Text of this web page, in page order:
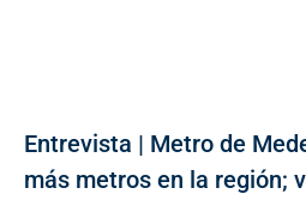
Entrevista | Metro de
más metros en la región;